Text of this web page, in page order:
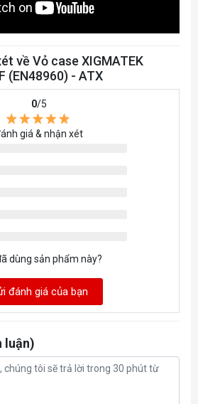
về Vỏ case XIGMATEK
(EN48960) - ATX
0/5
giá & nhận xét
dùng sản phẩm này?
đánh giá của bạn
luận)